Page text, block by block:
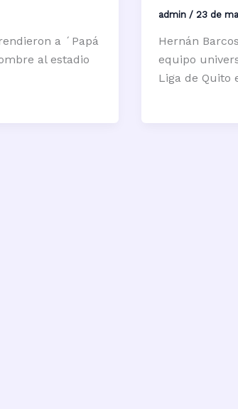
a ´Papá
al estadio
admin /23 de
Hernán
equipo
Liga de Quito